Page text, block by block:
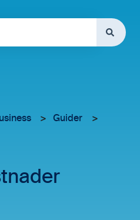
Guider